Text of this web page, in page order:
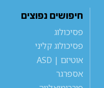
חיפושים נפוצים
פסיכולוג
פסיכולוג קליני
אוטיזם | ASD
אספרגר